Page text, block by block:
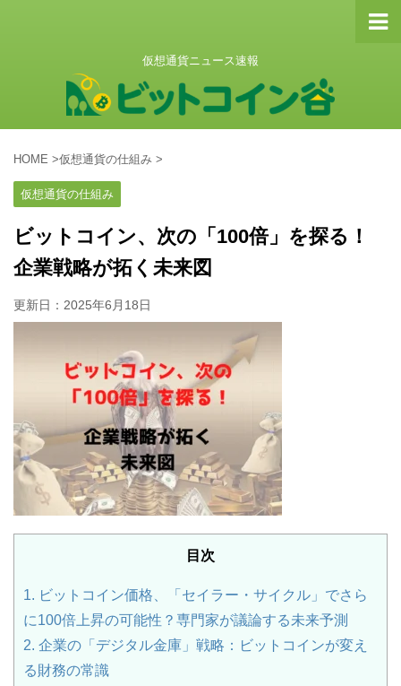
仮想通貨ニュース速報
HOME >仮想通貨の仕組み >
仮想通貨の仕組み
ビットコイン、次の「100倍」を探る！
企業戦略が拓く未来図
更新日： 2025年6月18日
目次
1. ビットコイン価格、「セイラー・サイクル」でさら
に100倍上昇の可能性？専門家が議論する未来予測
2. 企業の「デジタル金庫」戦略：ビットコインが変え
る財務の常識